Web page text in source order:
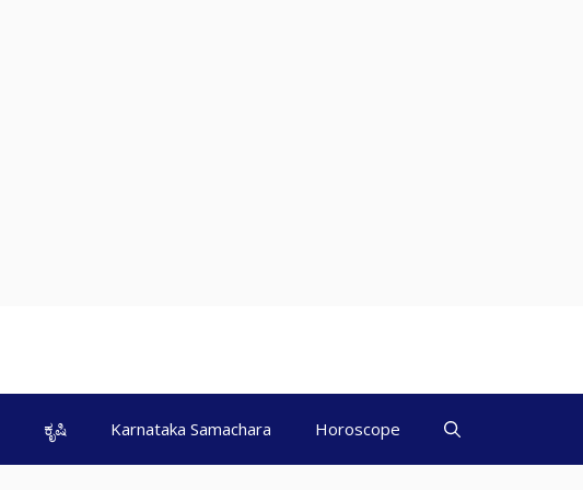
ಕೃಷಿ Karnataka Samachara Horoscope